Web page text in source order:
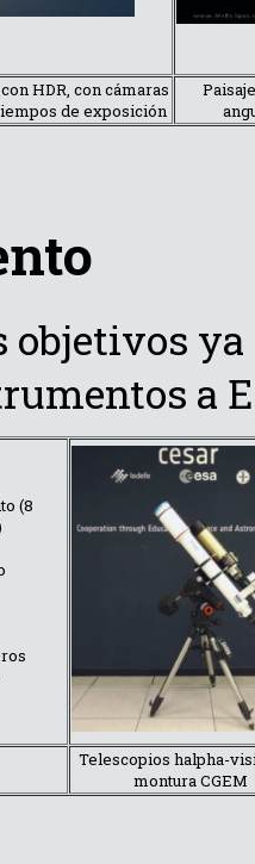
HDR, con cámaras
de exposición
objetivos
a
(8
Telescopios halpha-
montura CGEM